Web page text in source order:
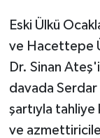
Eski Ülkü
ve Hacettepe
Dr. Sinan
davada Serdar
şartıyla tahliye
ve